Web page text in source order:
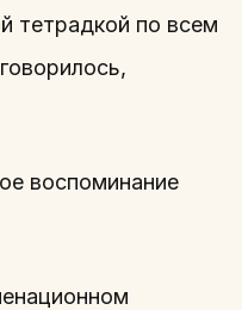
тетрадкой по всем
воспоминание